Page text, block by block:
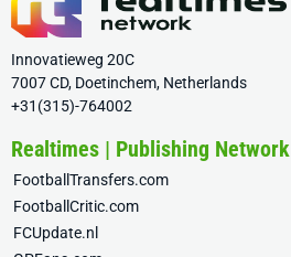
Innovatieweg 20C
7007 CD, Doetinchem, Netherlands
+31(315)-764002
Realtimes | Publishing Network
FootballTransfers.com
FootballCritic.com
FCUpdate.nl